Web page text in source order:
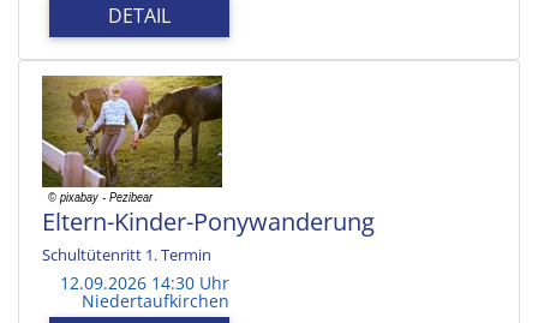
DETAIL
Eltern-Kinder-Ponywanderung
Schultütenritt 1. Termin
12.09.2026 14:30 Uhr
Niedertaufkirchen